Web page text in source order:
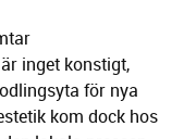
inget konstigt,
för nya
kom dock hos